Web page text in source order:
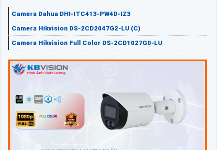
Camera Dahua DHI-ITC413-PW4D-IZ3
Camera Hikvision DS-2CD2047G2-LU (C)
Camera Hikvision Full Color DS-2CD1027G0-LU